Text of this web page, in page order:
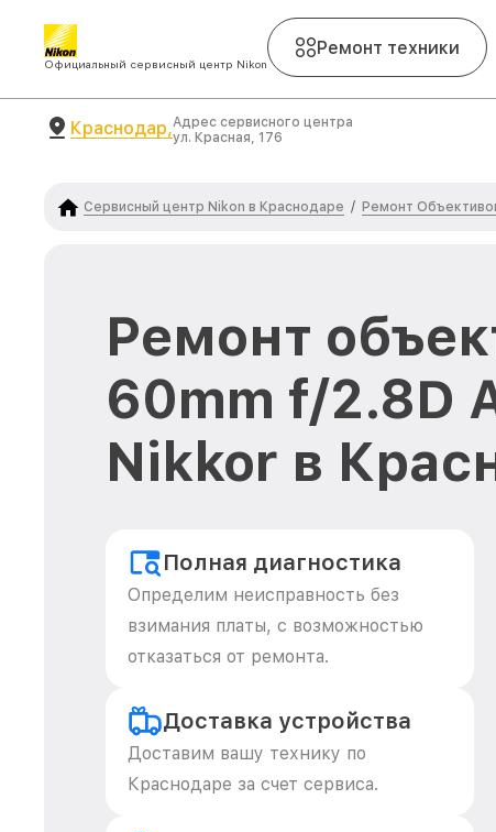
Официальный сервисный центр Nikon
Ремонт техники
Краснодар,Адрес сервисного центра
ул. Красная, 176
Сервисный центр Nikon в Краснодаре / Ремонт
Ремонт
60mm f/2.8D
Nikkor в
Полная диагностика
Определим неисправность без
взимания платы, с возможностью
отказаться от ремонта.
Доставка устройства
Доставим вашу технику по
Краснодаре за счет сервиса.